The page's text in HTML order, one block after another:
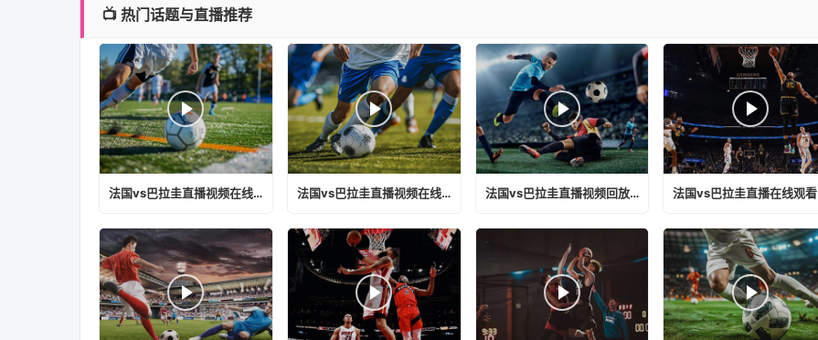
📺 热门话题与直播推荐
法国vs巴拉圭直播视频在线观看免费 法国vs巴拉圭直播视频在线观看下载 法国vs巴拉圭直播视频回放下载